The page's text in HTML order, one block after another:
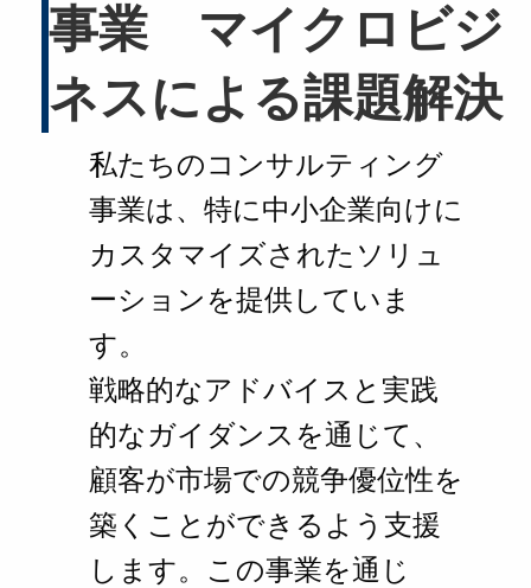
事業 マイクロビジ
ネスによる課題解決
私たちのコンサルティング
事業は、特に中小企業向けに
カスタマイズされたソリュ
ーションを提供していま
す。
戦略的なアドバイスと実践
的なガイダンスを通じて、
顧客が市場での競争優位性を
築くことができるよう支援
します。この事業を通じ